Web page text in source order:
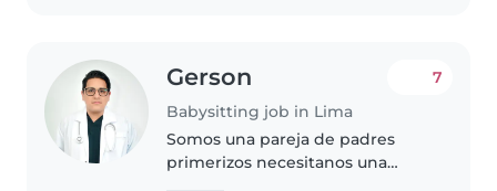
Gerson
Babysitting job in Lima
7
Somos una pareja de padres
primerizos necesitanos una